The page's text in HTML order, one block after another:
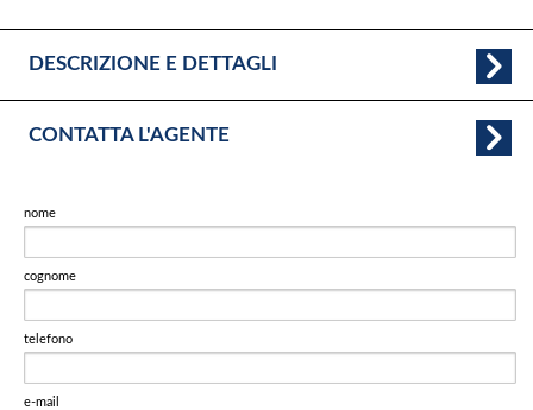
DESCRIZIONE E DETTAGLI
CONTATTA L'AGENTE
nome
cognome
telefono
e-mail